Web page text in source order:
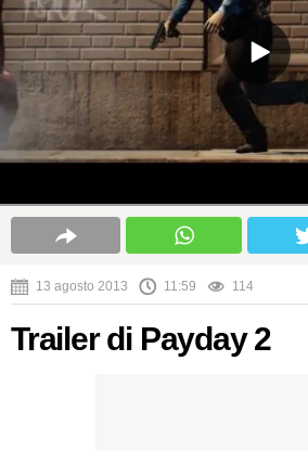
13 agosto 2013 11:59 114
Trailer di Payday 2